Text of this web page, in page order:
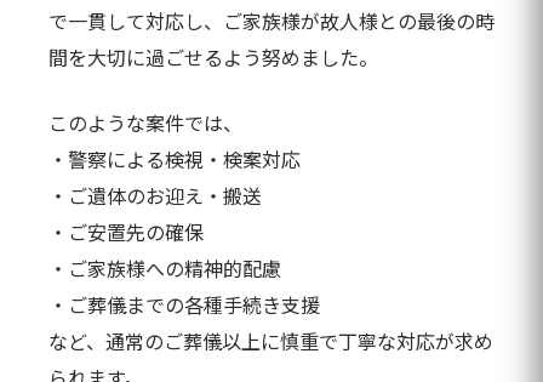
で一貫して対応し、ご家族様が故人様との最後の時
間を大切に過ごせるよう努めました。
このような案件では、
・警察による検視・検案対応
・ご遺体のお迎え・搬送
・ご安置先の確保
・ご家族様への精神的配慮
・ご葬儀までの各種手続き支援
など、通常のご葬儀以上に慎重で丁寧な対応が求め